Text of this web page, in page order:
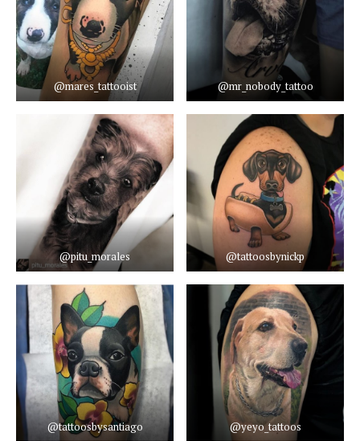
@mares_tattooist @mr_nobody_tattoo
@pitu_morales @tattoosbynickp
@tattoosbysantiago @yeyo_tattoos